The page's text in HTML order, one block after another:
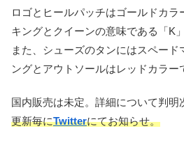
ロゴとヒールパッチはゴールドカラ
キングとクイーンの意味である「K
また、シューズのタンにはスペード
ングとアウトソールはレッドカラー
国内販売は未定。詳細について判
更新毎にTwitterにてお知らせ。